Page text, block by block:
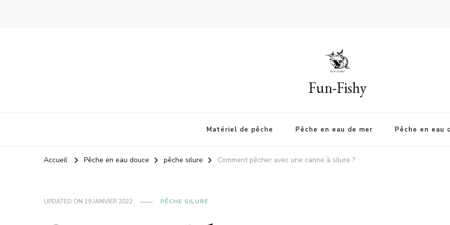
Fun-Fishy
Matériel de pêche Pêche en eau de mer Pêche en eau
Accueil Pêche en eau douce pêche silure Comment pêcher avec une canne à silure ?
UPDATED ON 19 JANVIER 2022 PÊCHE SILURE